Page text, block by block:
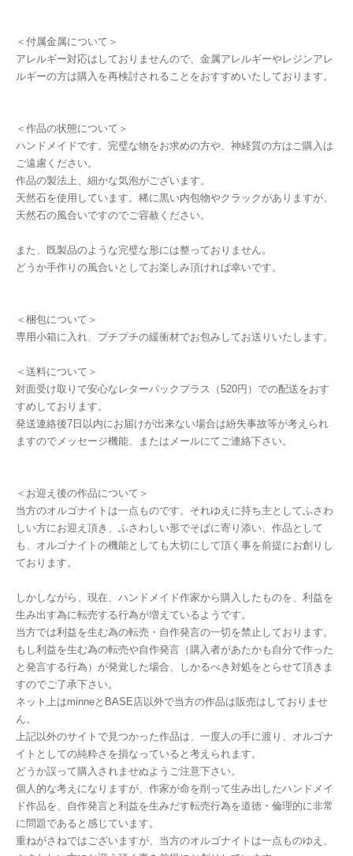
＜付属金属について＞
アレルギー対応はしておりませんので、金属アレルギーやレジンアレ
ルギーの方は購入を再検討されることをおすすめいたしております。
＜作品の状態について＞
ハンドメイドです。完璧な物をお求めの方や、神経質の方はご購入は
ご遠慮ください。
作品の製法上、細かな気泡がございます。
天然石を使用しています。稀に黒い内包物やクラックがありますが、
天然石の風合いですのでご容赦ください。
また、既製品のような完璧な形には整っておりません。
どうか手作りの風合いとしてお楽しみ頂ければ幸いです。
＜梱包について＞
専用小箱に入れ、プチプチの緩衝材でお包みしてお送りいたします。
＜送料について＞
対面受け取りで安心なレターパックプラス（520円）での配送をおす
すめしております。
発送連絡後7日以内にお届けが出来ない場合は紛失事故等が考えられ
ますのでメッセージ機能、またはメールにてご連絡下さい。
＜お迎え後の作品について＞
当方のオルゴナイトは一点ものです。それゆえに持ち主としてふさわ
しい方にお迎え頂き、ふさわしい形でそばに寄り添い、作品として
も、オルゴナイトの機能としても大切にして頂く事を前提にお創りし
ております。
しかしながら、現在、ハンドメイド作家から購入したものを、利益を
生み出す為に転売する行為が増えているようです。
当方では利益を生む為の転売・自作発言の一切を禁止しております。
もし利益を生む為の転売や自作発言（購入者があたかも自分で作った
と発言する行為）が発覚した場合、しかるべき対処をとらせて頂きま
すのでご了承下さい。
ネット上はminneとBASE店以外で当方の作品は販売はしておりませ
ん。
上記以外のサイトで見つかった作品は、一度人の手に渡り、オルゴナ
イトとしての純粋さを損なっていると考えられます。
どうか誤って購入されませぬようご注意下さい。
個人的な考えになりますが、作家が命を削って生み出したハンドメイ
ド作品を、自作発言と利益を生みだす転売行為を道徳・倫理的に非常
に問題であると感じています。
重ねがさねではございますが、当方のオルゴナイトは一点ものゆえ、